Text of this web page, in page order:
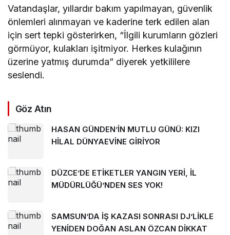
Vatandaşlar, yıllardır bakım yapılmayan, güvenlik
önlemleri alınmayan ve kaderine terk edilen alan
için sert tepki gösterirken, “İlgili kurumların gözleri
görmüyor, kulakları işitmiyor. Herkes kulağının
üzerine yatmış durumda” diyerek yetkililere
seslendi.
Göz Atın
HASAN GÜNDEN’İN MUTLU GÜNÜ: KIZI
HİLAL DÜNYAEVİNE GİRİYOR
DÜZCE’DE ETİKETLER YANGIN YERİ, İL
MÜDÜRLÜĞÜ’NDEN SES YOK!
SAMSUN’DA İŞ KAZASI SONRASI DJ’LİKLE
YENİDEN DOĞAN ASLAN ÖZCAN DİKKAT